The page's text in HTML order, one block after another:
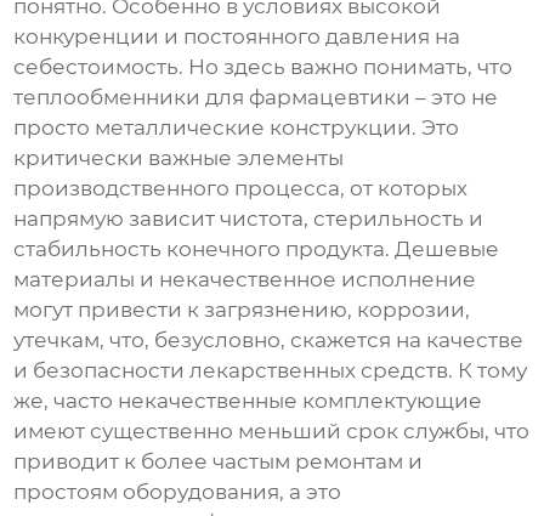
понятно. Особенно в условиях высокой
конкуренции и постоянного давления на
себестоимость. Но здесь важно понимать, что
теплообменники для фармацевтики – это не
просто металлические конструкции. Это
критически важные элементы
производственного процесса, от которых
напрямую зависит чистота, стерильность и
стабильность конечного продукта. Дешевые
материалы и некачественное исполнение
могут привести к загрязнению, коррозии,
утечкам, что, безусловно, скажется на качестве
и безопасности лекарственных средств. К тому
же, часто некачественные комплектующие
имеют существенно меньший срок службы, что
приводит к более частым ремонтам и
простоям оборудования, а это